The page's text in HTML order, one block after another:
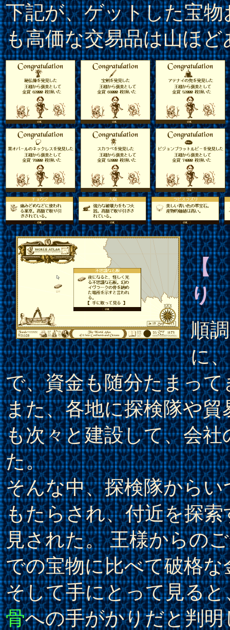
下記が、ゲットした宝
も高価な交易品は山ほど
【
り
順
に
で、資金も随分たまって
また、各地に探検隊や
も次々と建設して、会
た。
そんな中、探検隊から
もたらされ、付近を探索
見された。 王様からの
での宝物に比べて破格な
そして手にとって見る
骨への手がかりだと判明